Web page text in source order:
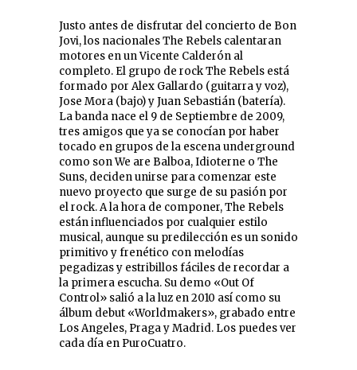
Justo antes de disfrutar del concierto de Bon
Jovi, los nacionales The Rebels calentaran
motores en un Vicente Calderón al
completo. El grupo de rock The Rebels está
formado por Alex Gallardo (guitarra y voz),
Jose Mora (bajo) y Juan Sebastián (batería).
La banda nace el 9 de Septiembre de 2009,
tres amigos que ya se conocían por haber
tocado en grupos de la escena underground
como son We are Balboa, Idioterne o The
Suns, deciden unirse para comenzar este
nuevo proyecto que surge de su pasión por
el rock. A la hora de componer, The Rebels
están influenciados por cualquier estilo
musical, aunque su predilección es un sonido
primitivo y frenético con melodías
pegadizas y estribillos fáciles de recordar a
la primera escucha. Su demo «Out Of
Control» salió a la luz en 2010 así como su
álbum debut «Worldmakers», grabado entre
Los Angeles, Praga y Madrid. Los puedes ver
cada día en PuroCuatro.